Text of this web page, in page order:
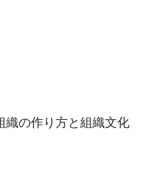
織の作り方と組織文化